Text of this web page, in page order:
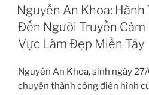
ON
Nguyễn An Khoa: Hành
Đến Người Truyền Cảm
Vực Làm Đẹp Miền Tây
Nguyễn An Khoa, sinh ngày
chuyện thành công điển hình